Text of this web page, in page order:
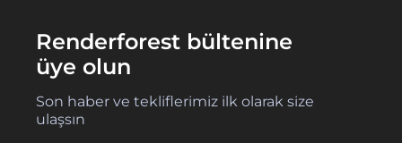
Renderforest bültenine
üye olun
Son haber ve tekliflerimiz ilk olarak size
ulaşsın